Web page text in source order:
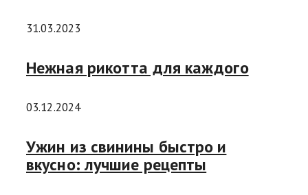
31.03.2023
Нежная рикотта для каждого
03.12.2024
Ужин из свинины быстро и
вкусно: лучшие рецепты